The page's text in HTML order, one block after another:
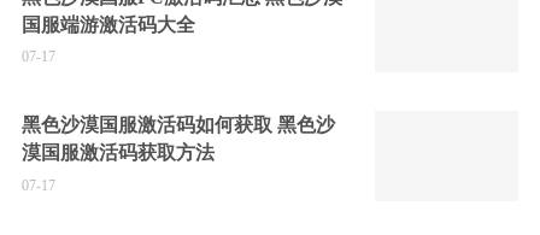
国服端游激活码大全
07-17
黑色沙漠国服激活码如何获取 黑色沙
漠国服激活码获取方法
07-17